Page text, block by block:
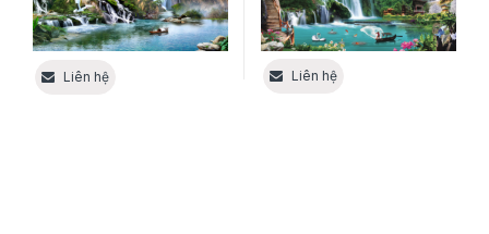
Liên hệ Liên hệ